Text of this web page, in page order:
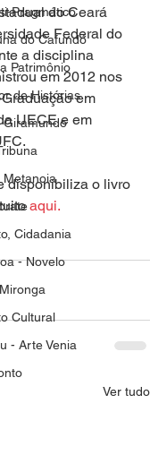
Pragmático
do Cafundó
Patrimônio
de Histórias
Giramundo
Metanoia
Cidadania
- Novelo
Cultural
- Arte Venia
do Ceará
Federal do
a disciplina
em 2012 nos
em
UECE e em
disponibiliza o livro
aqui.
Ver tudo